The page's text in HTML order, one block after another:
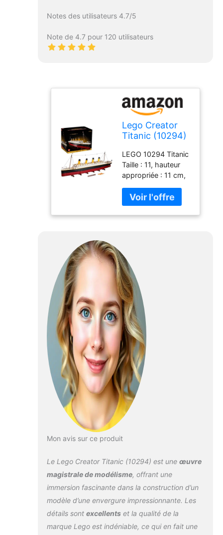
Notes des utilisateurs 4.7/5
Note de 4.7 pour 120 utilisateurs
Lego Creator
Titanic (10294)
LEGO 10294 Titanic
Taille : 11, hauteur
appropriée : 11 cm,
appropriée : 12 cm,
13 cm, hauteur
appropriée : 13 cm,
appropriée : 15 cm.
Application : idéal
pour le cosplay,
Halloween, Noël,
Mardi Gras, la
production sur
scène, les journées
et les fêtes
costumées. Matière
: polyester, veste
avec lettres
brodées au dos.
Remarques : veuillez
sélectionner la taille
appropriée en
fonction du tableau
avez le choix entre
Mon avis sur ce produit
Le Lego Creator Titanic (10294) est une œuvre
magistrale de modélisme, offrant une
immersion fascinante dans la construction d’un
modèle d’une envergure impressionnante. Les
détails sont excellentset la qualité de la
marque Lego est indéniable, ce qui en fait une